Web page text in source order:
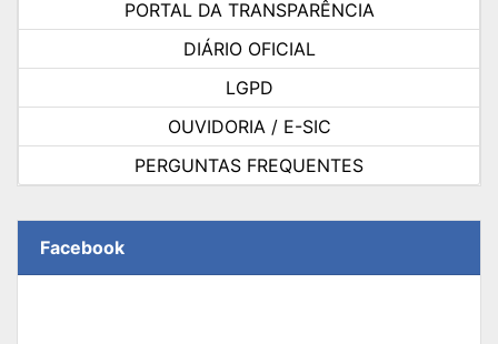
PORTAL DA TRANSPARÊNCIA
DIÁRIO OFICIAL
LGPD
OUVIDORIA / E-SIC
PERGUNTAS FREQUENTES
Facebook